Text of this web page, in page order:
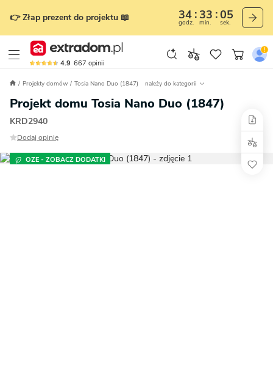
👉 Złap prezent do projektu 📖 34
godz.
33
min.
03
sek.
4.9 667 opinii
Projekty domów Tosia Nano Duo (1847) należy do kategorii
Projekt domu Tosia Nano Duo (1847)
KRD2940
Dodaj opinię
OZE - ZOBACZ DODATKI